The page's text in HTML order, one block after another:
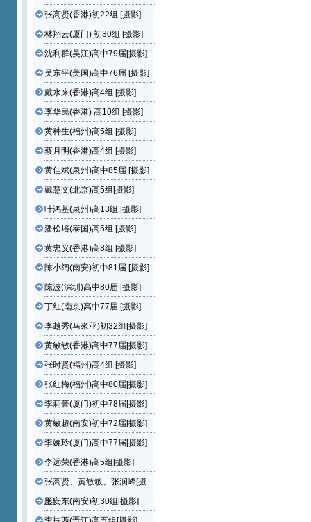
张高贤(香港)初22组 [摄影]
林翔云(厦门) 初30组 [摄影]
沈利群(吴江)高中79届[摄影]
吴东平(美国)高中76届 [摄影]
戴水来(香港)高4组 [摄影]
李华民(香港) 高10组 [摄影]
黄种生(福州)高5组 [摄影]
蔡月明(香港)高4组 [摄影]
黄佳斌(泉州)高中85届 [摄影]
戴慧文(北京)高5组[摄影]
叶鸿基(泉州)高13组 [摄影]
潘松培(泰国)高5组 [摄影]
黄忠义(香港)高8组 [摄影]
陈小阔(南安)初中81届 [摄影]
陈波(深圳)高中80届 [摄影]
丁红(南京)高中77届 [摄影]
李越秀(马來亚)初32组[摄影]
黄敏敏(香港)高中77届[摄影]
张时贤(福州)高4组 [摄影]
张红梅(福州)高中80届[摄影]
李莉菁(厦门)初中78届[摄影]
黄敏超(南安)初中72届[摄影]
李婉玲(厦门)高中77届[摄影]
李远荣(香港)高5组[摄影]
张高贤、黄敏敏、张润峰[摄
影]
王安东(南安)初30组[摄影]